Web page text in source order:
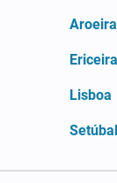
Aroeira
Ericeira
Lisboa
Setúbal